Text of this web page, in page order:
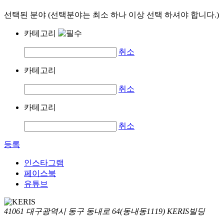
선택된 분야 (선택분야는 최소 하나 이상 선택 하셔야 합니다.)
카테고리
취소
카테고리
취소
카테고리
취소
등록
인스타그램
페이스북
유튜브
41061 대구광역시 동구 동내로 64(동내동1119) KERIS빌딩